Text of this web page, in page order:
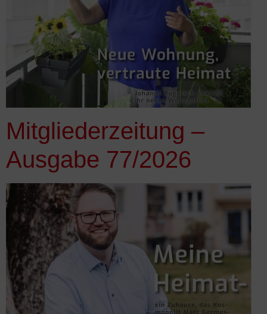
Mitgliederzeitung –
Ausgabe 77/2026